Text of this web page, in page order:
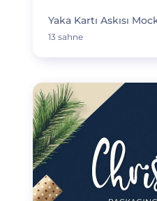
Yaka Kartı Askısı
13 sahne